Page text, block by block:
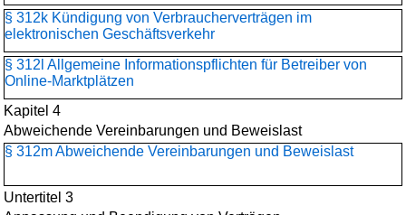
§ 312k Kündigung von Verbraucherverträgen im
elektronischen Geschäftsverkehr
§ 312l Allgemeine Informationspflichten für Betreiber von
Online-Marktplätzen
Kapitel 4
Abweichende Vereinbarungen und Beweislast
§ 312m Abweichende Vereinbarungen und Beweislast
Untertitel 3